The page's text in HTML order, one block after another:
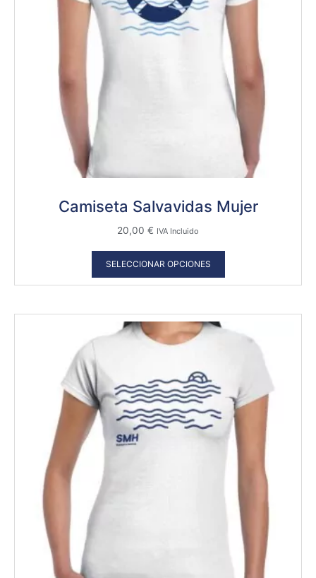
Camiseta Salvavidas Mujer
20,00 € IVA Incluido
SELECCIONAR OPCIONES